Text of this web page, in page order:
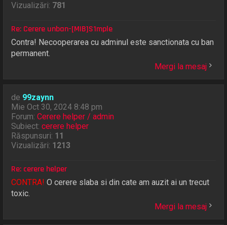
Vizualizări: 781
Re: Cerere unban-[MIB]S1mple
Contra! Necooperarea cu adminul este sanctionata cu ban
permanent.
Mergi la mesaj
de 99zaynn
Mie Oct 30, 2024 8:48 pm
Forum:Cerere helper / admin
Subiect:cerere helper
Răspunsuri: 11
Vizualizări: 1213
Re: cerere helper
CONTRA! O cerere slaba si din cate am auzit ai un trecut
toxic.
Mergi la mesaj